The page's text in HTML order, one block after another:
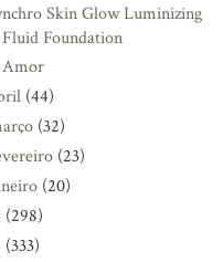
Skin Glow Luminizing
Fluid Foundation
(44)
(32)
(23)
(20)
(298)
(333)